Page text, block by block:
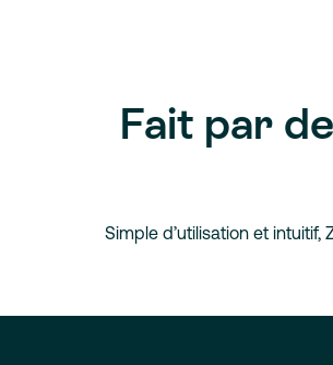
Fait par
Simple d’utilisation et